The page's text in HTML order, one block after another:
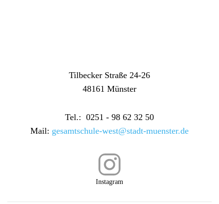
Tilbecker Straße 24-26
48161 Münster
Tel.: 0251 - 98 62 32 50
Mail: gesamtschule-west@stadt-muenster.de
Instagram